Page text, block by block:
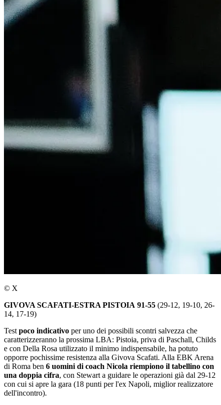
© X
GIVOVA SCAFATI-ESTRA PISTOIA 91-55 (29-12, 19-10, 26-
14, 17-19)
Test poco indicativo per uno dei possibili scontri salvezza che
caratterizzeranno la prossima LBA: Pistoia, priva di Paschall, Childs
e con Della Rosa utilizzato il minimo indispensabile, ha potuto
opporre pochissime resistenza alla Givova Scafati. Alla EBK Arena
di Roma ben 6 uomini di coach Nicola riempiono il tabellino con
una doppia cifra, con Stewart a guidare le operazioni già dal 29-12
con cui si apre la gara (18 punti per l'ex Napoli, miglior realizzatore
dell'incontro).